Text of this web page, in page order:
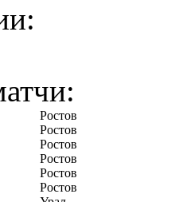
Ростов
Ростов
Ростов
Ростов
Ростов
Ростов